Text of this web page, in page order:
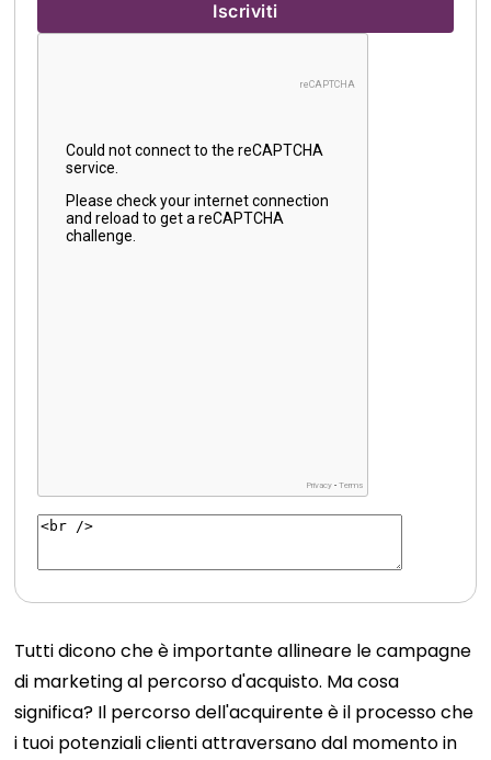
Tutti dicono che è importante allineare le campagne
di marketing al percorso d'acquisto. Ma cosa
significa? Il percorso dell'acquirente è il processo che
i tuoi potenziali clienti attraversano dal momento in